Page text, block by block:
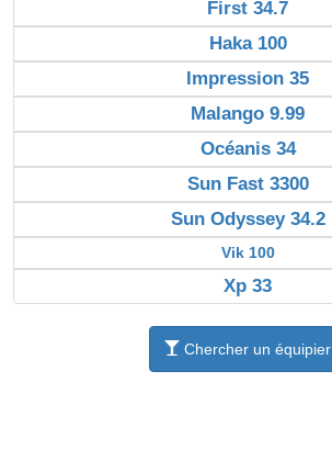
First 34.7
Haka 100
Impression 35
Malango 9.99
Océanis 34
Sun Fast 3300
Sun Odyssey 34.2
Vik 100
Xp 33
Chercher un équipier